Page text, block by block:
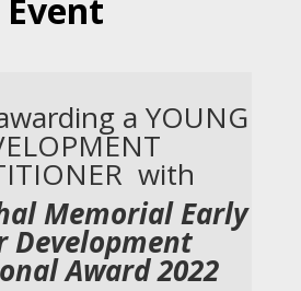
Event
a YOUNG
with
Memorial Early
Development
Award 2022